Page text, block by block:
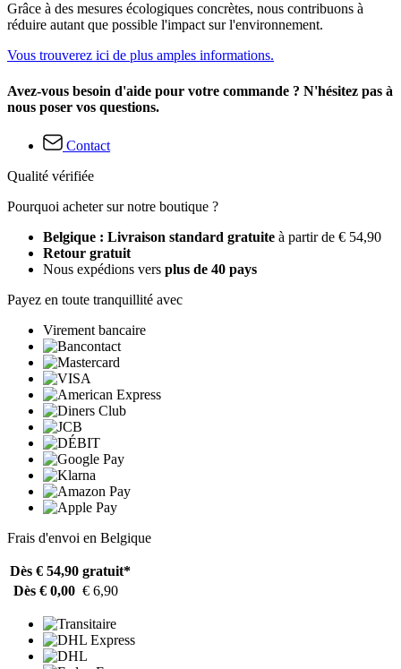
Grâce à des mesures écologiques concrètes, nous contribuons à
réduire autant que possible l'impact sur l'environnement.
Vous trouverez ici de plus amples informations.
Avez-vous besoin d'aide pour votre commande ? N'hésitez pas à
nous poser vos questions.
Contact
Qualité vérifiée
Pourquoi acheter sur notre boutique ?
Belgique : Livraison standard gratuite à partir de € 54,90
Retour gratuit
Nous expédions vers plus de 40 pays
Payez en toute tranquillité avec
Virement bancaire
Frais d'envoi en Belgique
Dès € 54,90 gratuit*
Dès € 0,00 € 6,90